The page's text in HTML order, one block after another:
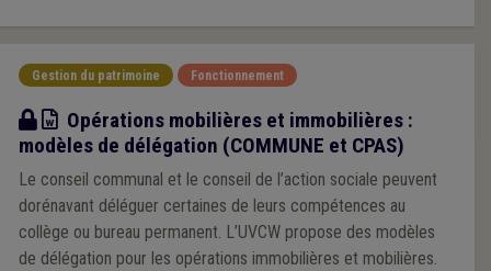
Gestion du patrimoine Fonctionnement
Modèle
Opérations mobilières et immobilières :
modèles de délégation (COMMUNE et CPAS)
Le conseil communal et le conseil de l’action sociale peuvent
dorénavant déléguer certaines de leurs compétences au
collège ou bureau permanent. L’UVCW propose des modèles
de délégation pour les opérations immobilières et mobilières.